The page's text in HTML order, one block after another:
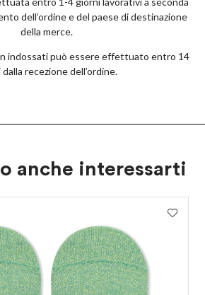
dell’ordine e del paese di destinazione
della merce.
indossati può essere effettuato entro 14
dalla recezione dell’ordine.
anche interessarti